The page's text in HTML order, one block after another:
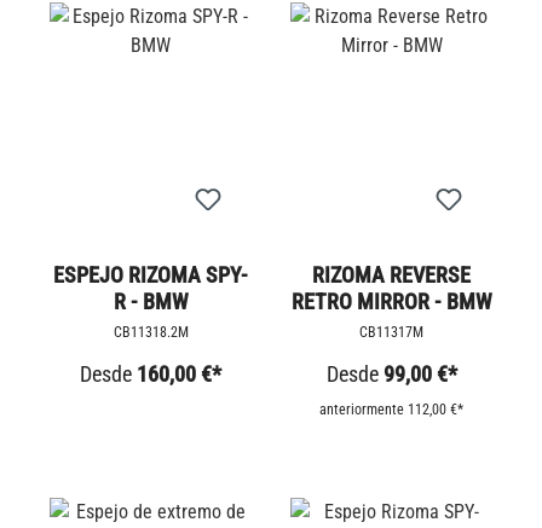
ESPEJO RIZOMA SPY-
R - BMW
CB11318.2M
Desde 160,00 €*
RIZOMA REVERSE
RETRO MIRROR - BMW
CB11317M
Desde 99,00 €*
anteriormente 112,00 €*